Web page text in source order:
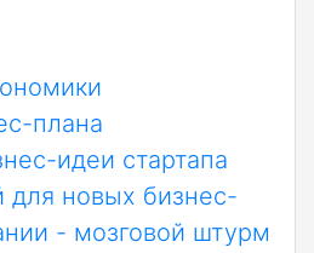
плана
идеи стартапа
для новых бизнес-
- мозговой штурм